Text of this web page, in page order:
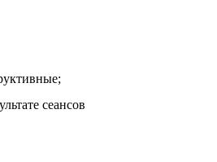
сеансов